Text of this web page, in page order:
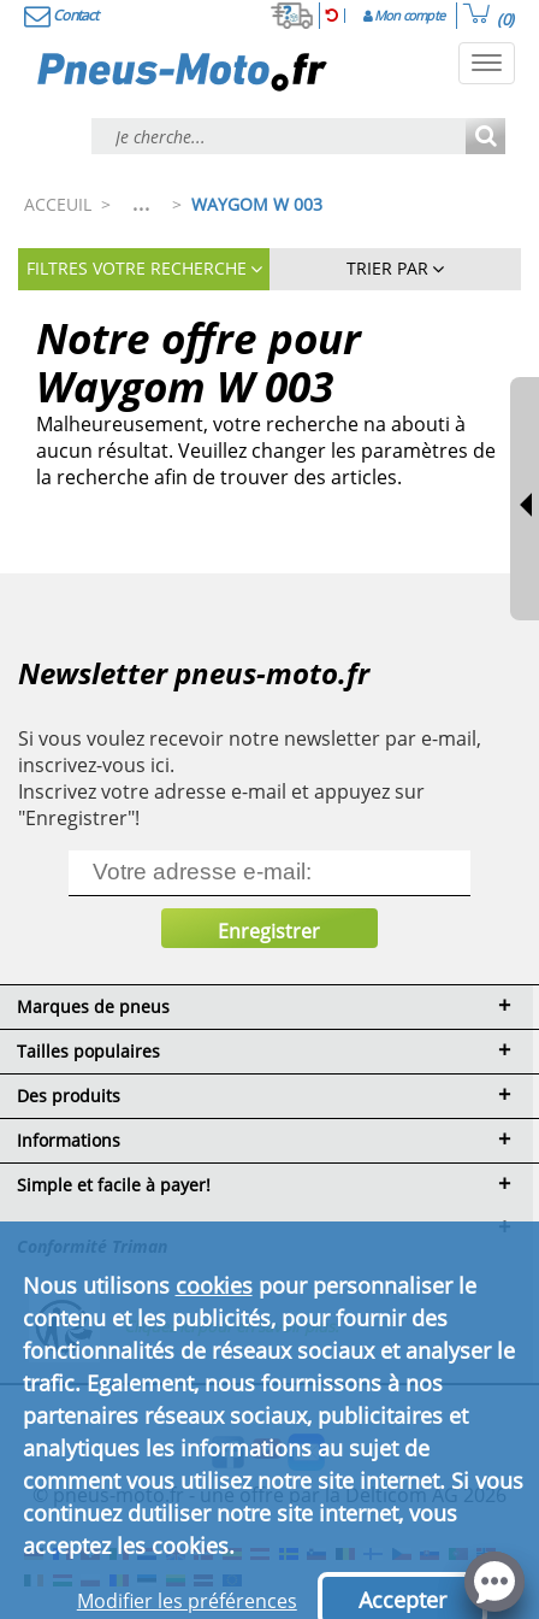
Contact Mon compte (0)
ACCEUIL > ... > WAYGOM W 003
FILTRES VOTRE RECHERCHE TRIER PAR
Notre offre pour
Waygom W 003
Malheureusement, votre recherche na abouti à
aucun résultat. Veuillez changer les paramètres de
la recherche afin de trouver des articles.
Newsletter pneus-moto.fr
Si vous voulez recevoir notre newsletter par e-mail,
inscrivez-vous ici.
Inscrivez votre adresse e-mail et appuyez sur
"Enregistrer"!
Marques de pneus
Tailles populaires
Des produits
Garantie année de
production 2026
Informations
Inscription partenaire de
montage
Simple et facile à payer!
Cliquez ici pour en savoir plus.
© pneus-moto.fr - une offre par la Delticom AG 2026
Nous utilisons cookiespour personnaliser le
contenu et les publicités, pour fournir des
fonctionnalités de réseaux sociaux et analyser le
trafic. Egalement, nous fournissons à nos
partenaires réseaux sociaux, publicitaires et
analytiques les informations au sujet de
comment vous utilisez notre site internet. Si vous
continuez dutiliser notre site internet, vous
acceptez les cookies.
Modifier les préférences Accepter